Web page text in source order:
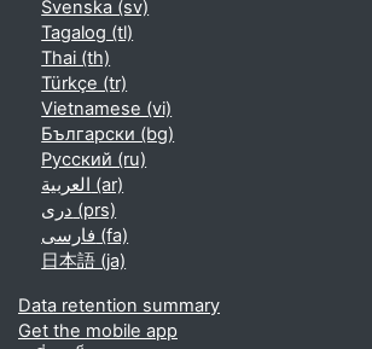
Svenska ‎(sv)‎
Tagalog ‎(tl)‎
Thai ‎(th)‎
Türkçe ‎(tr)‎
Vietnamese ‎(vi)‎
Български ‎(bg)‎
Русский ‎(ru)‎
العربية ‎(ar)‎
دری ‎(prs)‎
فارسی ‎(fa)‎
日本語 ‎(ja)‎
Data retention summary
Get the mobile app